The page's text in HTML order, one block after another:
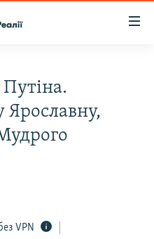
Путіна.
Ярославну,
VPN